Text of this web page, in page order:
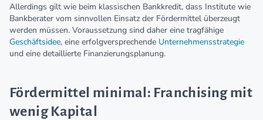
Allerdings gilt wie beim klassischen Bankkredit, dass Institute wie
Bankberater vom sinnvollen Einsatz der Fördermittel überzeugt
werden müssen. Voraussetzung sind daher eine tragfähige
Geschäftsidee, eine erfolgversprechende Unternehmensstrategie
und eine detaillierte Finanzierungsplanung.
Fördermittel minimal: Franchising mit
wenig Kapital